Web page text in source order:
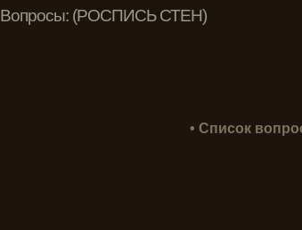
Вопросы: (РОСПИСЬ СТЕН)
• Список